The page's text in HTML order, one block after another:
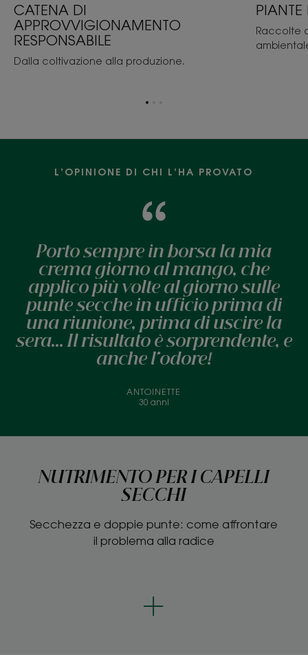
CATENA DI
APPROVVIGIONAMENTO
RESPONSABILE
Dalla coltivazione alla produzione.
Raccolte
Vai
L’OPINIONE DI CHI L’HA PROVATO
Porto sempre in borsa la mia
crema giorno al mango, che
applico più volte al giorno sulle
punte secche in ufficio prima di
una riunione, prima di uscire la
sera... Il risultato è sorprendente, e
anche l'odore!
ANTOINETTE
30 anni
NUTRIMENTO PER I CAPELLI
SECCHI
Secchezza e doppie punte: come affrontare
il problema alla radice